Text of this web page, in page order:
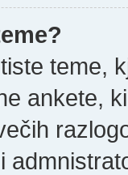
teme,
ankete,